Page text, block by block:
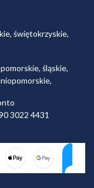
świętokrzyskie,
śląskie,
3022 4431